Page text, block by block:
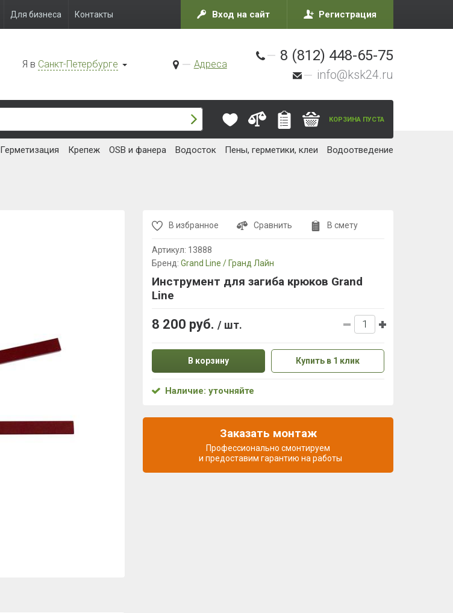
Для бизнеса Контакты Вход на сайт Регистрация
Я в Санкт-Петербурге Адреса
8 (812) 448-65-75
info@ksk24.ru
КОРЗИНА ПУСТА
Герметизация Крепеж OSB и фанера Водосток Пены, герметики, клеи Водоотведение
В избранное Сравнить В смету
Артикул: 13888
Бренд: Grand Line / Гранд Лайн
Инструмент для загиба крюков Grand
Line
8 200 руб. / шт.
В корзину Купить в 1 клик
Наличие: уточняйте
Заказать монтаж
Профессионально смонтируем
и предоставим гарантию на работы